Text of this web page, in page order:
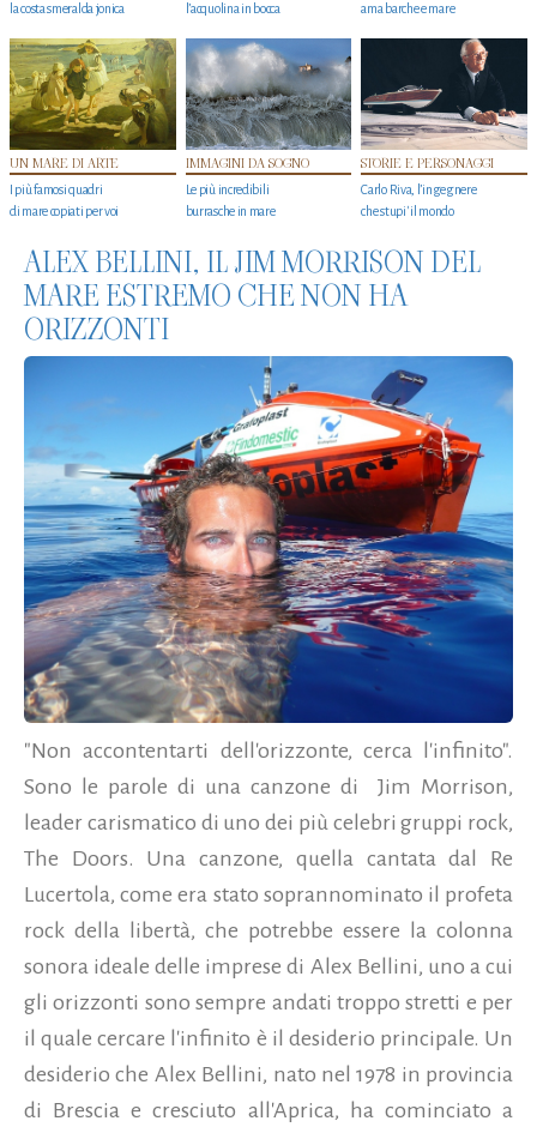
la costa smeralda jonica
l’acquolina in bocca
ama barche e mare
UN MARE DI ARTE
I più famosi quadri
di mare copiati per voi
IMMAGINI DA SOGNO
Le più incredibili
burrasche in mare
STORIE E PERSONAGGI
Carlo Riva, l’ingegnere
che stupi' il mondo
ALEX BELLINI, IL JIM MORRISON DEL
MARE ESTREMO CHE NON HA
ORIZZONTI
"Non accontentarti dell'orizzonte, cerca l'infinito".
Sono le parole di una canzone di Jim Morrison,
leader carismatico di uno dei più celebri gruppi rock,
The Doors. Una canzone, quella cantata dal Re
Lucertola, come era stato soprannominato il profeta
rock della libertà, che potrebbe essere la colonna
sonora ideale delle imprese di Alex Bellini, uno a cui
gli orizzonti sono sempre andati troppo stretti e per
il quale cercare l'infinito è il desiderio principale. Un
desiderio che Alex Bellini, nato nel 1978 in provincia
di Brescia e cresciuto all'Aprica, ha cominciato a